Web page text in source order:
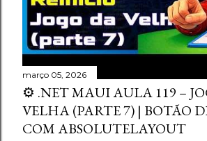
março 05, 2026
⚙️ .NET MAUI AULA 119 –
VELHA (PARTE 7) | BOTÃO
COM ABSOLUTELAYOUT